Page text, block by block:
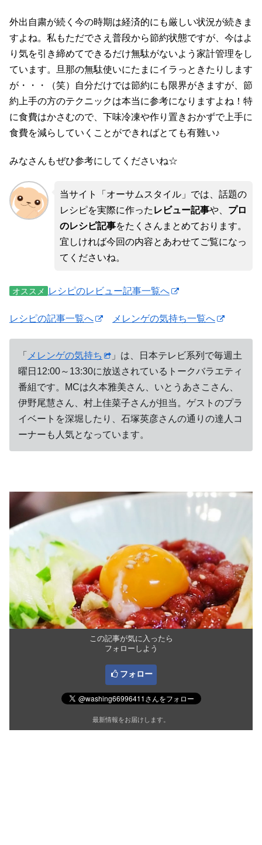
外出自粛が続く今の時期は経済的にも厳しい状況が続きま
すよね。私もただでさえ普段から節約状態ですが、今はよ
り気を引き締めてできるだけ無駄がないよう家計管理をし
ています。旦那の無駄使いにたまにイラっときたりします
が・・・（笑）自分だけでは節約にも限界がきますが、節
約上手の方のテクニックは本当に参考になりますよね！特
に食費はかさむので、下味冷凍や作り置きおかずで上手に
食費を減らしていくことができればとても有難い♪
みなさんもぜひ参考にしてくださいね☆
当サイト「オーサムスタイル」では、話題の
レシピを実際に作った レビュー記事や、 プロ
のレシピ記事をたくさんまとめております。
宜しければ今回の内容とあわせてご覧になっ
てくださいね。
オススメ レシピのレビュー記事一覧へ
レシピの記事一覧へ メレンゲの気持ち一覧へ
「 メレンゲの気持ち
」は、日本テレビ系列で毎週土
曜日12:00～13:30に放送されているトークバラエティ
番組です。MCは久本雅美さん、いとうあさこさん、
伊野尾慧さん、村上佳菜子さんが担当。ゲストのプラ
イベートを深堀したり、石塚英彦さんの通りの達人コ
ーナーも人気となっています。
この記事が気に入ったら
フォローしよう
フォロー
最新情報をお届けします。